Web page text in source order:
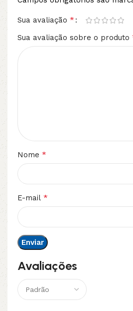
Avaliações
Sua avaliação *
Sua avaliação sobre o produto
Nome *
E-mail *